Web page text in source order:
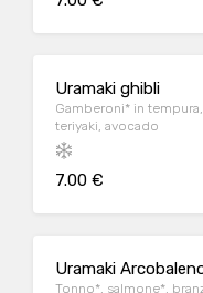
Uramaki ghibli
Gamberoni* in
teriyaki, avocado
7.00 €
Uramaki
Tonno*, salmone*,